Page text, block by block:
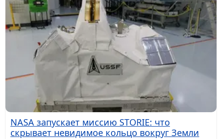
NASA запускает миссию STORIE: что
скрывает невидимое кольцо вокруг Земли